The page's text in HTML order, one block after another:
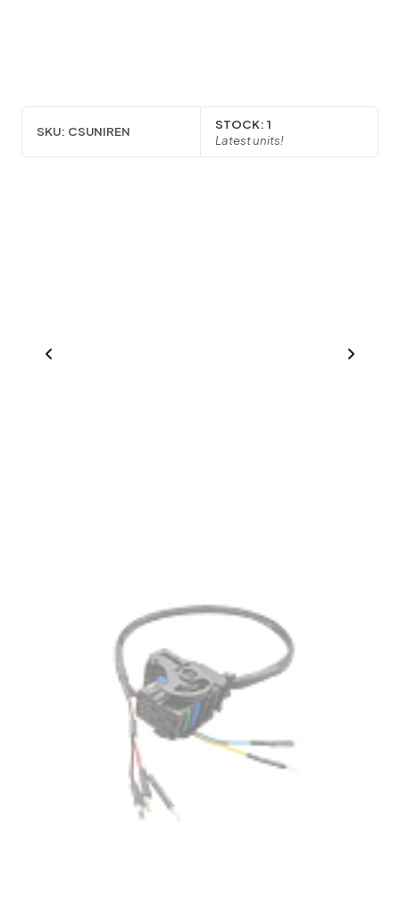
SKU: CSUNIREN STOCK: 1
Latest units!